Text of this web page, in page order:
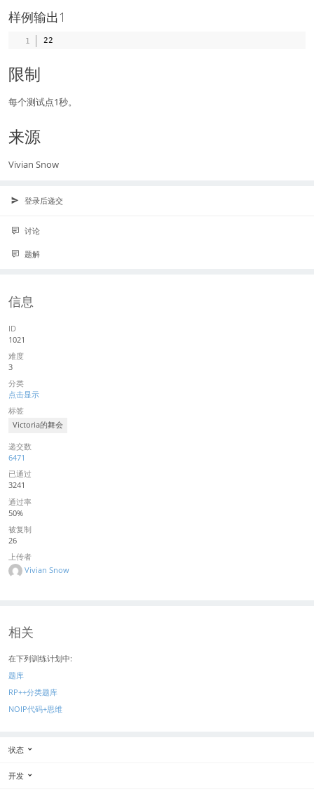
样例输出1
限制
每个测试点1秒。
来源
Vivian Snow
登录后递交
讨论
题解
信息
ID
1021
难度
3
分类
点击显示
标签
Victoria的舞会
递交数
6471
已通过
3241
通过率
50%
被复制
26
上传者
Vivian Snow
相关
在下列训练计划中:
题库
RP++分类题库
NOIP代码+思维
状态
开发